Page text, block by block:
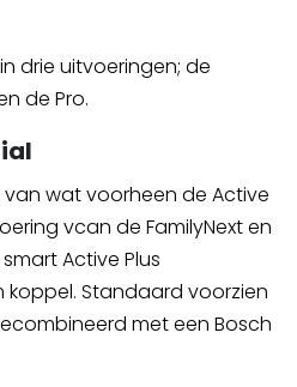
drie uitvoeringen; de
de Pro.
van wat voorheen de Active
vcan de FamilyNext en
Active Plus
Standaard voorzien
met een Bosch